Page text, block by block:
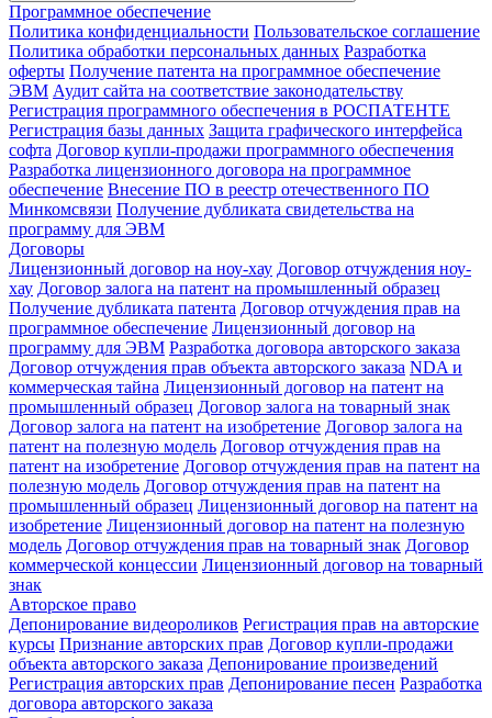
Программное обеспечение
Политика конфиденциальности Пользовательское соглашение
Политика обработки персональных данных Разработка
оферты Получение патента на программное обеспечение
ЭВМ Аудит сайта на соответствие законодательству
Регистрация программного обеспечения в РОСПАТЕНТЕ
Регистрация базы данных Защита графического интерфейса
софта Договор купли-продажи программного обеспечения
Разработка лицензионного договора на программное
обеспечение Внесение ПО в реестр отечественного ПО
Минкомсвязи Получение дубликата свидетельства на
программу для ЭВМ
Договоры
Лицензионный договор на ноу-хау Договор отчуждения ноу-
хау Договор залога на патент на промышленный образец
Получение дубликата патента Договор отчуждения прав на
программное обеспечение Лицензионный договор на
программу для ЭВМ Разработка договора авторского заказа
Договор отчуждения прав объекта авторского заказа NDA и
коммерческая тайна Лицензионный договор на патент на
промышленный образец Договор залога на товарный знак
Договор залога на патент на изобретение Договор залога на
патент на полезную модель Договор отчуждения прав на
патент на изобретение Договор отчуждения прав на патент на
полезную модель Договор отчуждения прав на патент на
промышленный образец Лицензионный договор на патент на
изобретение Лицензионный договор на патент на полезную
модель Договор отчуждения прав на товарный знак Договор
коммерческой концессии Лицензионный договор на товарный
знак
Авторское право
Депонирование видеороликов Регистрация прав на авторские
курсы Признание авторских прав Договор купли-продажи
объекта авторского заказа Депонирование произведений
Регистрация авторских прав Депонирование песен Разработка
договора авторского заказа